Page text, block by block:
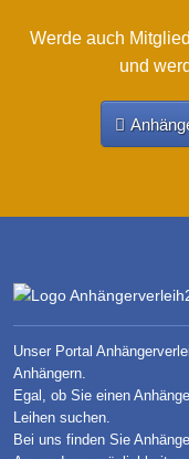
Werde auch
und
Unser Portal
Anhängern.
Egal, ob Sie einen
Leihen suchen.
Bei uns finden Sie